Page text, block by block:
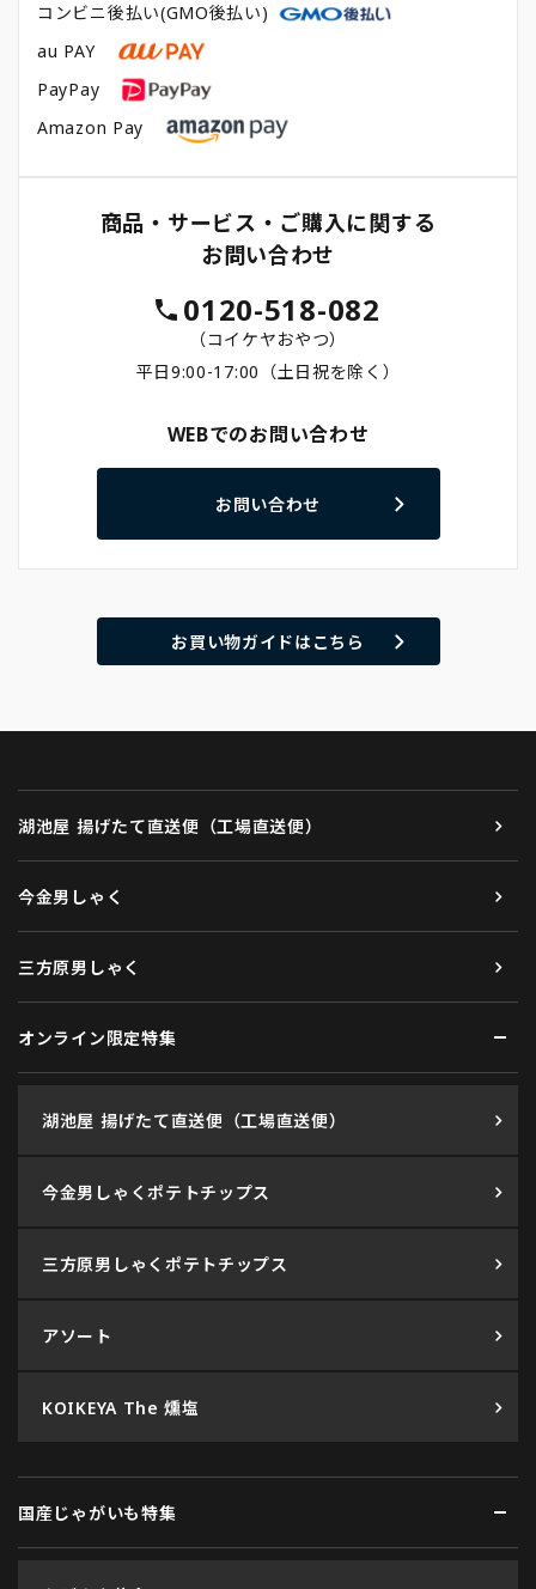
コンビニ後払い(GMO後払い)
au PAY
PayPay
Amazon Pay
商品・サービス・ご購入に関する
お問い合わせ
0120-518-082
（コイケヤおやつ）
平日9:00-17:00（土日祝を除く）
WEBでのお問い合わせ
お問い合わせ
お買い物ガイドはこちら
湖池屋 揚げたて直送便（工場直送便）
今金男しゃく
三方原男しゃく
オンライン限定特集
湖池屋 揚げたて直送便（工場直送便）
今金男しゃくポテトチップス
三方原男しゃくポテトチップス
アソート
KOIKEYA The 燻塩
国産じゃがいも特集